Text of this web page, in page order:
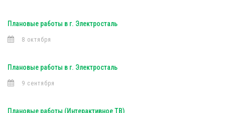
Плановые работы в г. Электросталь
8 октября
Плановые работы в г. Электросталь
9 сентября
Плановые работы (Интерактивное ТВ)